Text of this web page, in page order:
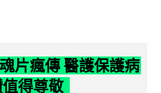
片瘋傳 醫護保護病
得尊敬